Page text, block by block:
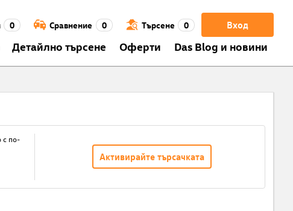
Вход
0 Сравнение 0 Търсене 0
Детайлно търсене Оферти Das Blog и новини
с по-
Активирайте търсачката